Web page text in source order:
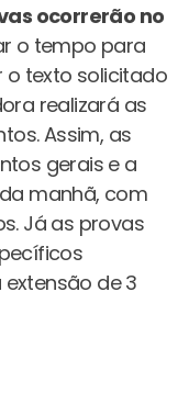
ocorrerão no
o tempo para
o texto solicitado
realizará as
Assim, as
gerais e a
manhã, com
Já as provas
de 3